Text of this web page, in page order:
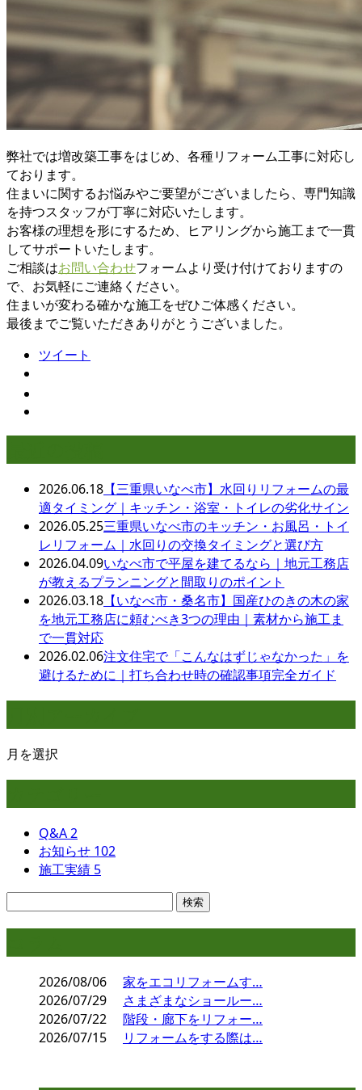
弊社では増改築工事をはじめ、各種リフォーム工事に対応し
ております。
住まいに関するお悩みやご要望がございましたら、専門知識
を持つスタッフが丁寧に対応いたします。
お客様の理想を形にするため、ヒアリングから施工まで一貫
してサポートいたします。
ご相談はお問い合わせフォームより受け付けておりますの
で、お気軽にご連絡ください。
住まいが変わる確かな施工をぜひご体感ください。
最後までご覧いただきありがとうございました。
ツイート
2026.06.18 【三重県いなべ市】水回りリフォームの最
適タイミング｜キッチン・浴室・トイレの劣化サイン
2026.05.25三重県いなべ市のキッチン・お風呂・トイ
レリフォーム｜水回りの交換タイミングと選び方
2026.04.09いなべ市で平屋を建てるなら｜地元工務店
が教えるプランニングと間取りのポイント
2026.03.18 【いなべ市・桑名市】国産ひのきの木の家
を地元工務店に頼むべき3つの理由｜素材から施工ま
で一貫対応
2026.02.06注文住宅で「こんなはずじゃなかった」を
避けるために｜打ち合わせ時の確認事項完全ガイド
月を選択
Q&A2
お知らせ 102
施工実績 5
2026/08/06
家をエコリフォームす…
2026/07/29
さまざまなショールー…
2026/07/22
階段・廊下をリフォー…
2026/07/15
リフォームをする際は…